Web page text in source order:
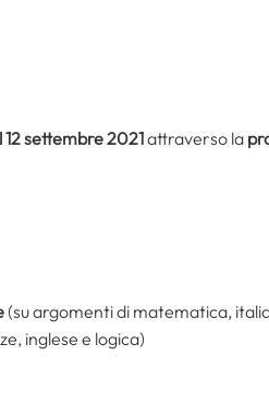
settembre 2021attraverso la
(su argomenti di matematica,
inglese e logica)